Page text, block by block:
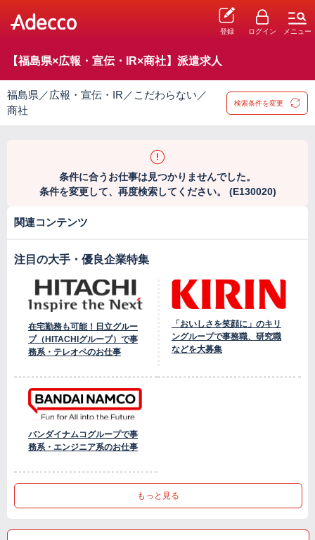
登録 ログイン メニュー
【福島県×広報・宣伝・IR×商社】派遣求人
福島県／広報・宣伝・IR／こだわらない／
商社
検索条件を変更
条件に合うお仕事は見つかりませんでした。
条件を変更して、再度検索してください。 (E130020)
関連コンテンツ
注目の大手・優良企業特集
在宅勤務も可能！日立グルー
プ（HITACHIグループ）で事
務系・テレオペのお仕事
「おいしさを笑顔に」のキリ
ングループで事務職、研究職
などを大募集
バンダイナムコグループで事
務系・エンジニア系のお仕事
もっと見る